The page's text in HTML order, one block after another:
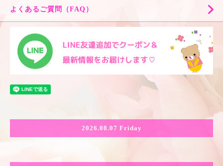
よくあるご質問（FAQ）
2026.08.07 Friday